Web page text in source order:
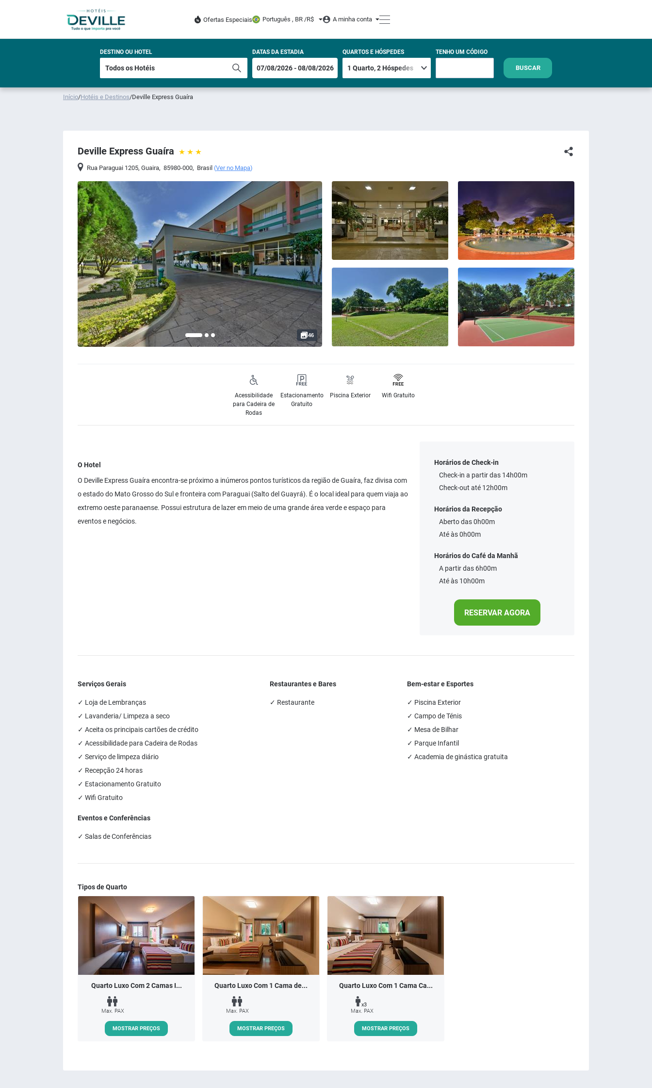
Ofertas Especiais Português , BR /R$ A minha conta
DESTINO OU HOTEL DATAS DA ESTADIA QUARTOS E HÓSPEDES TENHO UM CÓDIGO
BUSCAR
Início/Hotéis e Destinos/Deville Express Guaíra
Deville Express Guaíra
Rua Paraguai 1205,Guaira, 85980-000, Brasil (Ver no Mapa)
46
Acessibilidade
para Cadeira de
Rodas
Estacionamento
Gratuito
Piscina Exterior Wifi Gratuito
O Hotel
O Deville Express Guaíra encontra-se próximo a inúmeros pontos turísticos da região de Guaíra, faz divisa com
o estado do Mato Grosso do Sul e fronteira com Paraguai (Salto del Guayrá). É o local ideal para quem viaja ao
extremo oeste paranaense. Possui estrutura de lazer em meio de uma grande área verde e espaço para
eventos e negócios.
Horários de Check-in
Check-in a partir das 14h00m
Check-out até 12h00m
Horários da Recepção
Aberto das 0h00m
Até às 0h00m
Horários do Café da Manhã
A partir das 6h00m
Até às 10h00m
RESERVAR AGORA
Serviços Gerais
✓ Loja de Lembranças
✓ Lavanderia/ Limpeza a seco
✓ Aceita os principais cartões de crédito
✓ Acessibilidade para Cadeira de Rodas
✓ Serviço de limpeza diário
✓ Recepção 24 horas
✓ Estacionamento Gratuito
✓ Wifi Gratuito
Restaurantes e Bares
✓ Restaurante
Bem-estar e Esportes
✓ Piscina Exterior
✓ Campo de Ténis
✓ Mesa de Bilhar
✓ Parque Infantil
✓ Academia de ginástica gratuita
Eventos e Conferências
✓ Salas de Conferências
Tipos de Quarto
Quarto Luxo Com 2 Camas I...
Max. PAX
MOSTRAR PREÇOS
Quarto Luxo Com 1 Cama de...
Max. PAX
MOSTRAR PREÇOS
Quarto Luxo Com 1 Cama Ca...
x3
Max. PAX
MOSTRAR PREÇOS